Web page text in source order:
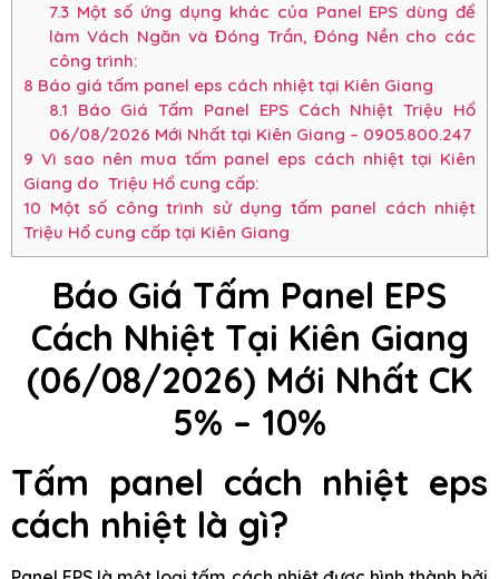
7.3Một số ứng dụng khác của Panel EPS dùng để
làm Vách Ngăn và Đóng Trần, Đóng Nền cho các
công trình:
8 Báo giá tấm panel eps cách nhiệt tại Kiên Giang
8.1 Báo Giá Tấm Panel EPS Cách Nhiệt Triệu Hổ
06/08/2026 Mới Nhất tại Kiên Giang – 0905.800.247
9 Vì sao nên mua tấm panel eps cách nhiệt tại Kiên
Giang do Triệu Hổ cung cấp:
10 Một số công trình sử dụng tấm panel cách nhiệt
Triệu Hổ cung cấp tại Kiên Giang
Báo Giá Tấm Panel EPS
Cách Nhiệt Tại Kiên Giang
(06/08/2026) Mới Nhất CK
5% – 10%
Tấm panel cách nhiệt eps
cách nhiệt là gì?